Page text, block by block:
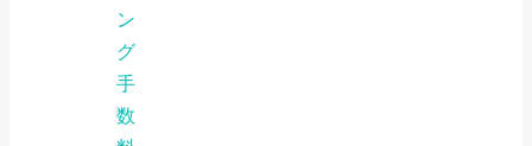
ン
グ
手
数